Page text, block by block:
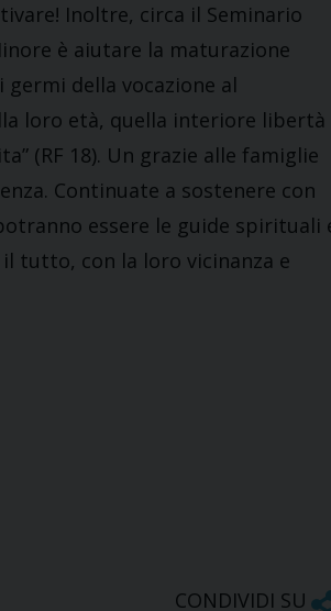
Inoltre, circa il Seminario
è aiutare la maturazione
della vocazione al
loro età, quella interiore libertà
(RF 18). Un grazie alle famiglie
Continuate a sostenere con
essere le guide spirituali
tutto, con la loro vicinanza e
CONDIVIDI SU